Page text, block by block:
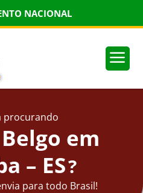
NACIONAL
a
procurando
em
– ES?
para todo Brasil!